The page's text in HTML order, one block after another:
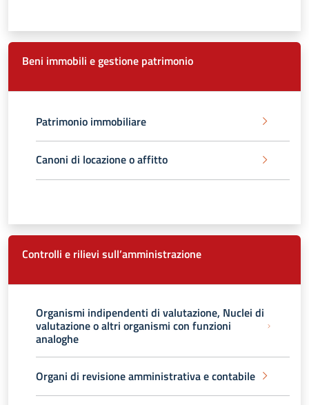
Beni immobili e gestione patrimonio
Patrimonio immobiliare
Canoni di locazione o affitto
Controlli e rilievi sull’amministrazione
Organismi indipendenti di valutazione, Nuclei di
valutazione o altri organismi con funzioni
analoghe
Organi di revisione amministrativa e contabile